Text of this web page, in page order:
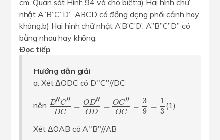
cm. Quan sát Hình 94 và cho biết:a) Hai hình chữ
nhật A’’B’’C’’D’’, ABCD có đồng dạng phối cảnh hay
không.b) Hai hình chữ nhật A’B’C’D’, A’’B’’C’’D’’ có
bằng nhau hay không.
Đọc tiếp
Hướng dẫn giải
a: Xét ΔODC có D''C''//DC
nên D′′C′′
DC
= OD′′
OD
= OC′′
OC
=
3
9
=
1
3
D″C″D O D″O O C″ =3 1
(1)
Xét ΔOAB có A''B"//AB